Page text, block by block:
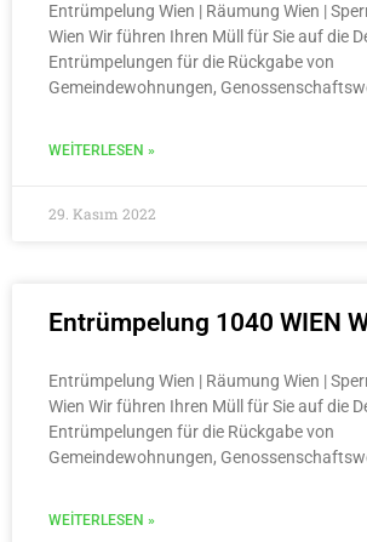
Entrümpelung Wien | Räumung Wien |
Wien Wir führen Ihren Müll für Sie auf die
Entrümpelungen für die Rückgabe von
Gemeindewohnungen,
WEITERLESEN »
29. Kasım 2022
Entrümpelung 1040 WIEN
Entrümpelung Wien | Räumung Wien |
Wien Wir führen Ihren Müll für Sie auf die
Entrümpelungen für die Rückgabe von
Gemeindewohnungen,
WEITERLESEN »